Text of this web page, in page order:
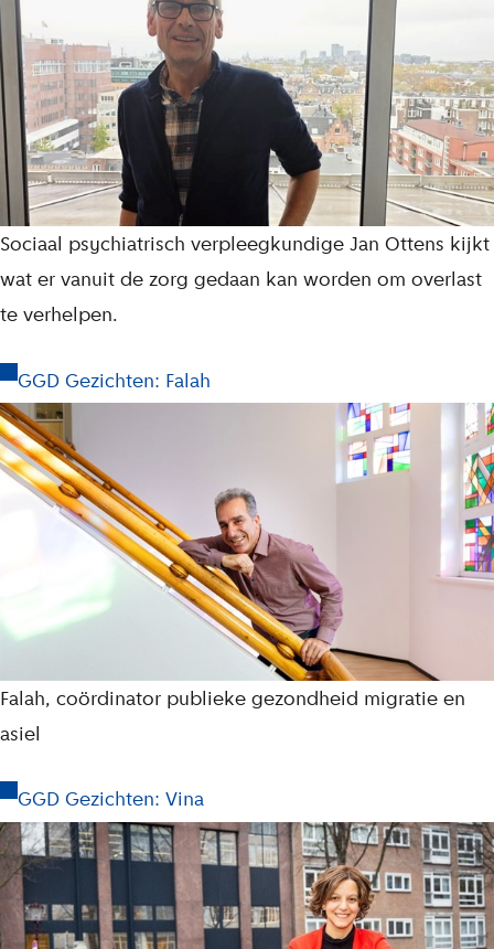
Sociaal psychiatrisch verpleegkundige Jan Ottens kijkt
wat er vanuit de zorg gedaan kan worden om overlast
te verhelpen.
GGD Gezichten: Falah
Falah, coördinator publieke gezondheid migratie en
asiel
GGD Gezichten: Vina